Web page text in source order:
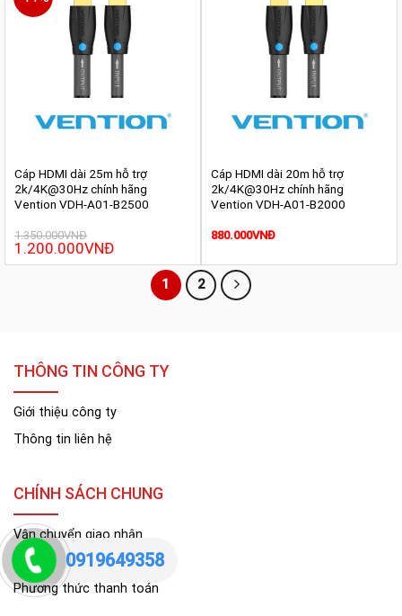
Cáp HDMI dài 25m hỗ trợ
2k/4K@30Hz chính hãng
Vention VDH-A01-B2500
1.350.000VNĐ
Giá
gốc
là:
1.200.000VNĐGiá
tại
1.200.000VNĐ.
Cáp HDMI dài 20m hỗ trợ
2k/4K@30Hz chính hãng
Vention VDH-A01-B2000
880.000VNĐ
1 2
THÔNG TIN CÔNG TY
Giới thiệu công ty
Thông tin liên hệ
CHÍNH SÁCH CHUNG
Vận chuyển giao nhận
Bảo hành, đổi trả
Phương thức thanh toán
0919649358